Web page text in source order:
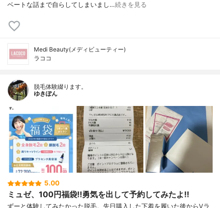
ベートな話まで自らしてしまいまし…続きを見る
Medi Beauty(メディビューティー)
ラココ
脱毛体験綴ります。
ゆきぽん
5.00
ミュゼ、100円福袋‼︎勇気を出して予約してみたよ‼︎
ずーと体験してみたかった脱毛。先日購入した下着を履いた後からVラ